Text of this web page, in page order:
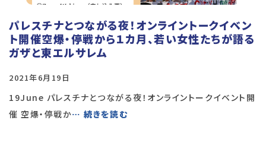
パレスチナとつながる夜！オンライントークイベン
ト開催空爆・停戦から１カ月、若い女性たちが語る
ガザと東エルサレム
2021年6月19日
19June パレスチナとつながる夜！オンライントークイベント開
催 空爆・停戦か… 続きを読む